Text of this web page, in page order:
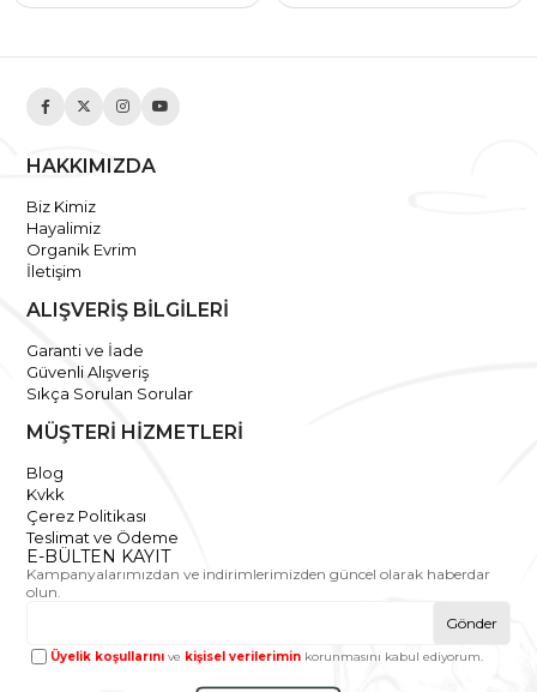
HAKKIMIZDA
Biz Kimiz
Hayalimiz
Organik Evrim
İletişim
ALIŞVERİŞ BİLGİLERİ
Garanti ve İade
Güvenli Alışveriş
Sıkça Sorulan Sorular
MÜŞTERİ HİZMETLERİ
Blog
Kvkk
Çerez Politikası
Teslimat ve Ödeme
E-BÜLTEN KAYIT
Kampanyalarımızdan ve indirimlerimizden güncel olarak haberdar
olun.
Gönder
Üyelik koşullarını ve kişisel verilerimin korunmasını kabul ediyorum.